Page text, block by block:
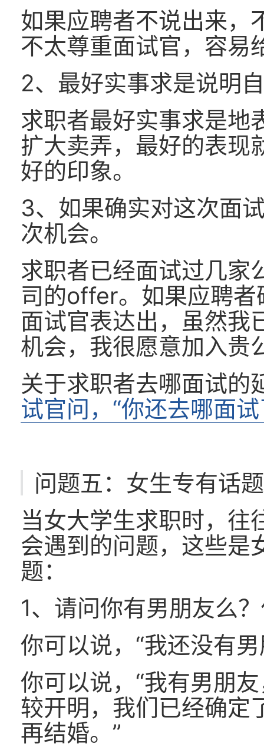
如果应聘者不说出来，
不太尊重面试官，容易
2、最好实事求是说明
求职者最好实事求是地
扩大卖弄，最好的表现
好的印象。
3、如果确实对这次面
次机会。
求职者已经面试过几家
司的offer。如果应聘
面试官表达出，虽然我
机会，我很愿意加入贵
关于求职者去哪面试的
试官问，“你还去哪面
问题五：女生专有话
当女大学生求职时，往
会遇到的问题，这些是
题：
1、请问你有男朋友么
你可以说，“我还没有
你可以说，“我有男朋
较开明，我们已经确定
再结婚。”